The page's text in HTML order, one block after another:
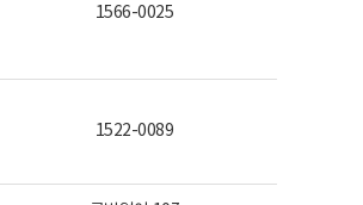
1566-0025
1522-0089